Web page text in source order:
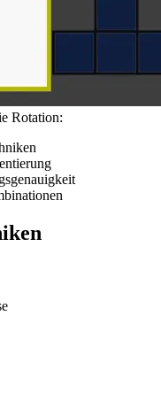
Rotation: